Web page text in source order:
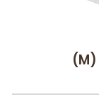
(M)